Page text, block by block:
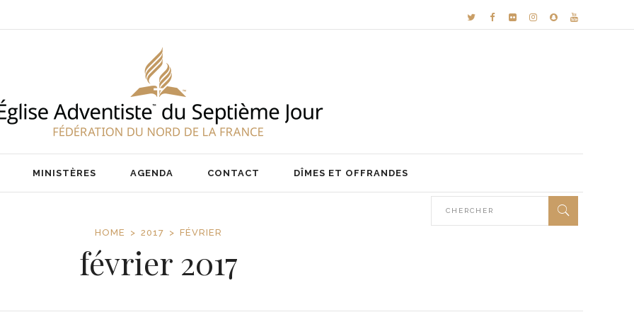
NOTRE ÉQUIPE
MINISTÈRES AGENDA CONTACT DÎMES ET OFFRANDES
NOTRE ÉQUIPE
HOME 2017 FÉVRIER
février 2017